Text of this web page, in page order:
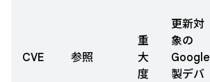
CVE 参照
重
大
度
更新対
象の
Google
製デバ